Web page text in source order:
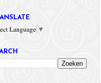
Language ▼